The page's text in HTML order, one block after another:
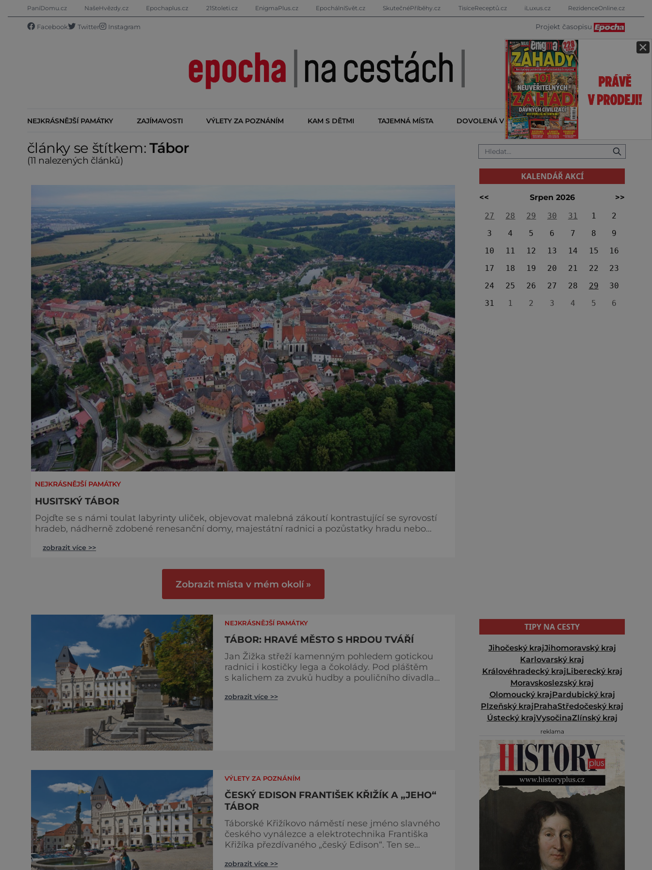
×
PaníDomu.cz NašeHvězdy.cz Epochaplus.cz 21Stoleti.cz EnigmaPlus.cz EpochálníSvět.cz SkutečnéPříběhy.cz TisíceReceptů.cz iLuxus.cz RezidenceOnline.cz
Facebook Twitter Instagram Projekt časopisu
NEJKRÁSNĚJŠÍ PAMÁTKY ZAJÍMAVOSTI VÝLETY ZA POZNÁNÍM KAM S DĚTMI TAJEMNÁ MÍSTA DOVOLENÁ V ZAHRANIČÍ KALENDÁŘ AKCÍ
články se štítkem:Tábor
(11 nalezených článků)
NEJKRÁSNĚJŠÍ PAMÁTKY
HUSITSKÝ TÁBOR
Pojďte se s námi toulat labyrinty uliček, objevovat malebná zákoutí kontrastující se syrovostí
hradeb, nádherně zdobené renesanční domy, majestátní radnici a pozůstatky hradu nebo
Chystají se tu totiž velkolepé oslavy 600 let od založení města. Tehdy se rozhodli stoupenci
zobrazit více >>
Zobrazit místa v mém okolí »
NEJKRÁSNĚJŠÍ PAMÁTKY
TÁBOR: HRAVÉ MĚSTO S HRDOU TVÁŘÍ
Jan Žižka střeží kamenným pohledem gotickou
radnici i kostičky lega a čokolády. Pod pláštěm
s kalichem za zvuků hudby a pouličního divadla
spojené s husitským revolučním hnutím, vypíná
zobrazit více >>
VÝLETY ZA POZNÁNÍM
ČESKÝ EDISON FRANTIŠEK KŘIŽÍK A „JEHO“
TÁBOR
Táborské Křižíkovo náměstí nese jméno slavného
českého vynálezce a elektrotechnika Františka
Křižíka přezdívaného „český Edison“. Ten se
z Tábora do Bechyně (která letos oslaví 120 let od
zobrazit více >>
KALENDÁŘ AKCÍ
<< Srpen 2026
>>
27
28 29 30 31 1
2
3
4 5 6 7 8
9
10
11 12 13 14 15
16
17
18 19 20 21 22
23
24
25 26 27 28 29
30
31
1 2 3 4 5 6
TIPY NA CESTY
Jihočeský krajJihomoravský kraj
Karlovarský kraj
Královéhradecký krajLiberecký kraj
Moravskoslezský kraj
Olomoucký krajPardubický kraj
Plzeňský krajPrahaStředočeský kraj
Ústecký krajVysočinaZlínský kraj
reklama